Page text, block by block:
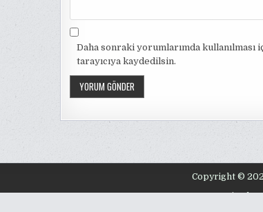
Daha sonraki yorumlarımda kullanılması
tarayıcıya kaydedilsin.
Copyright ©